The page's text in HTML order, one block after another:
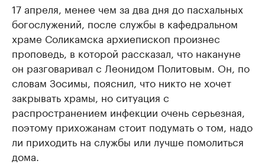
17 апреля, менее чем за два дня до пасхальных
богослужений, после службы в кафедральном
храме Соликамска архиепископ произнес
проповедь, в которой рассказал, что накануне
он разговаривал с Леонидом Политовым. Он, по
словам Зосимы, пояснил, что никто не хочет
закрывать храмы, но ситуация с
распространением инфекции очень серьезная,
поэтому прихожанам стоит подумать о том, надо
ли приходить на службы или лучше помолиться
дома.